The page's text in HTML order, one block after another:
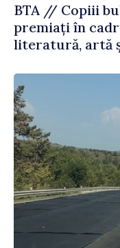
BTA // Copiii
premiați în
literatură, artă
Străinătate